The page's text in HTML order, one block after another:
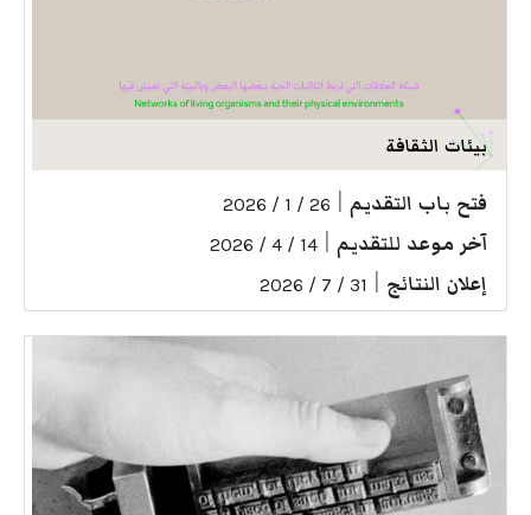
بيئات الثقافة
فتح باب التقديم 26 / 1 / 2026
آخر موعد للتقديم 14 / 4 / 2026
إعلان النتائج 31 / 7 / 2026